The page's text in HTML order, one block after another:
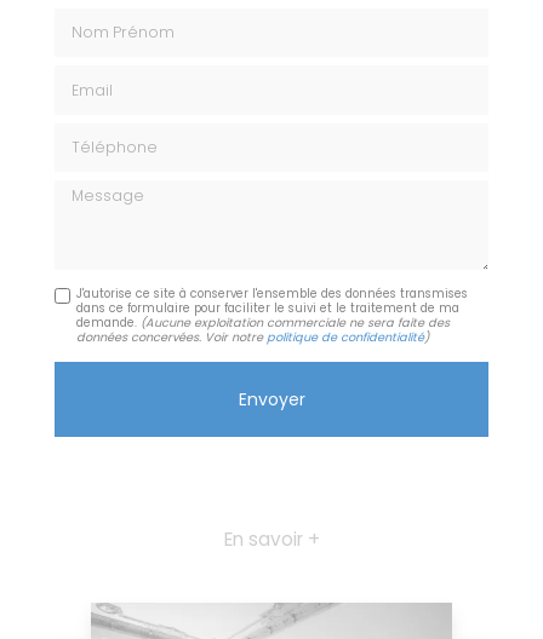
Message
J'autorise ce site à conserver l'ensemble des données transmises
dans ce formulaire pour faciliter le suivi et le traitement de ma
demande. (Aucune exploitation commerciale ne sera faite des
données concervées. Voir notre politique de confidentialité)
En savoir +